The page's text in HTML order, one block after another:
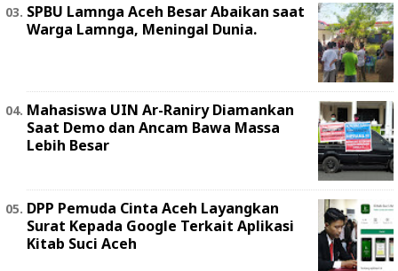
SPBU Lamnga Aceh Besar Abaikan saat
Warga Lamnga, Meningal Dunia.
Mahasiswa UIN Ar-Raniry Diamankan
Saat Demo dan Ancam Bawa Massa
Lebih Besar
DPP Pemuda Cinta Aceh Layangkan
Surat Kepada Google Terkait Aplikasi
Kitab Suci Aceh